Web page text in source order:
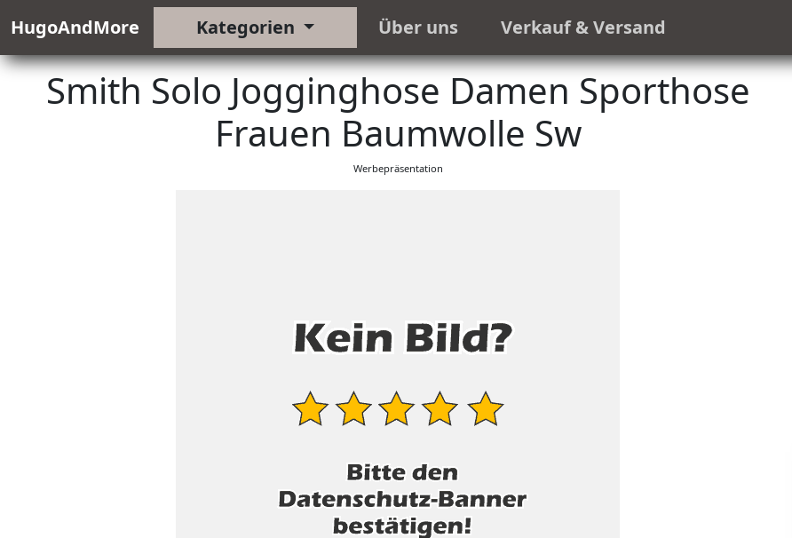
HugoAndMore Kategorien Über uns Verkauf & Versand
Smith Solo Jogginghose Damen Sporthose
Frauen Baumwolle Sw
Werbepräsentation